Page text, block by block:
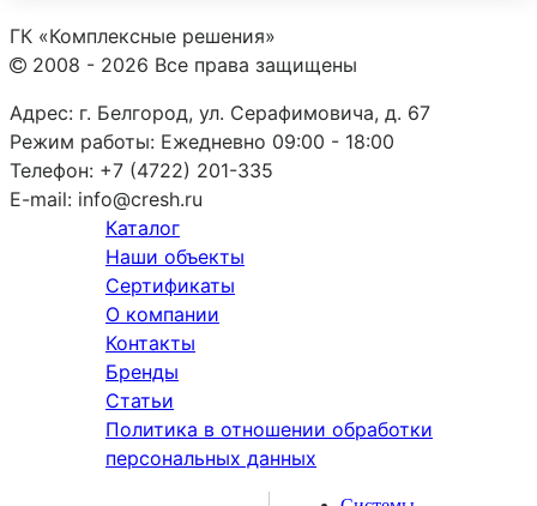
ГК «Комплексные решения»
2008 - 2026 Все права защищены
Адрес: г. Белгород, ул. Серафимовича, д. 67
Режим работы: Ежедневно 09:00 - 18:00
Телефон: +7 (4722) 201-335
E-mail: info@cresh.ru
Каталог
Наши объекты
Сертификаты
О компании
Контакты
Бренды
Статьи
Политика в отношении обработки
персональных данных